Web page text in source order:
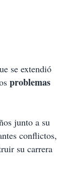
se extendió
problemas
junto a su
conflictos,
su carrera